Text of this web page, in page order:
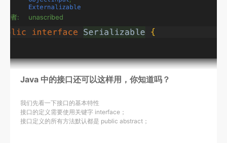
Java 中的接口还可以这样用，你知道吗？
我们先看一下接口的基本特性
接口的定义需要使用关键字 interface；
接口定义的所有方法默认都是 public abstract；